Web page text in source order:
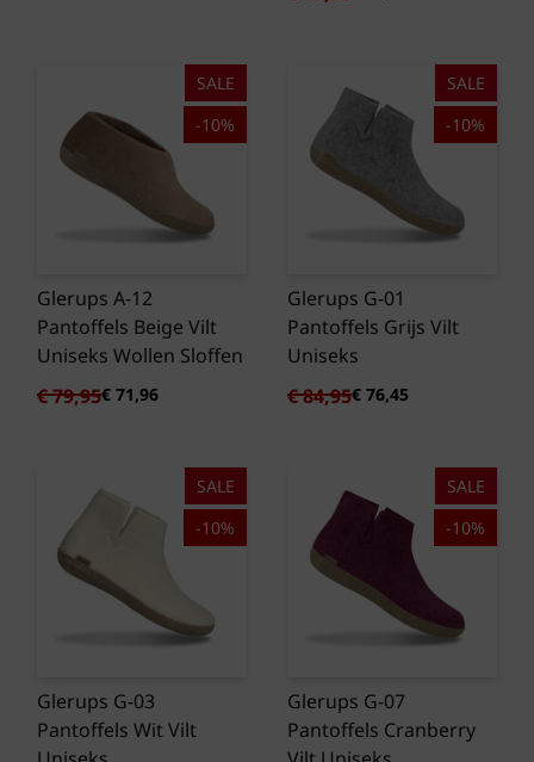
SALE
-10%
Glerups A-12
Pantoffels Beige Vilt
Uniseks Wollen Sloffen
€79,95
Oorspronkelijke
€ 71,96
Huidige
SALE
-10%
Glerups G-01
Pantoffels Grijs Vilt
Uniseks
€84,95
Oorspronkelijke
€76,45
Huidige
SALE
-10%
Glerups G-03
Pantoffels Wit Vilt
SALE
-10%
Glerups G-07
Pantoffels Cranberry